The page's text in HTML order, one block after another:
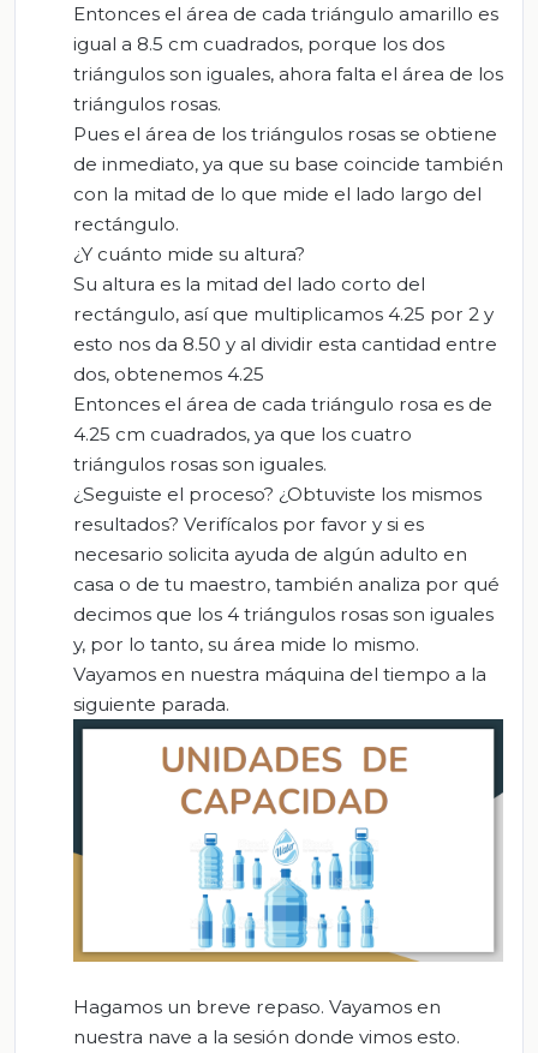
Entonces el área de cada triángulo amarillo es
igual a 8.5 cm cuadrados, porque los dos
triángulos son iguales, ahora falta el área de los
triángulos rosas.
Pues el área de los triángulos rosas se obtiene
de inmediato, ya que su base coincide también
con la mitad de lo que mide el lado largo del
rectángulo.
¿Y cuánto mide su altura?
Su altura es la mitad del lado corto del
rectángulo, así que multiplicamos 4.25 por 2 y
esto nos da 8.50 y al dividir esta cantidad entre
dos, obtenemos 4.25
Entonces el área de cada triángulo rosa es de
4.25 cm cuadrados, ya que los cuatro
triángulos rosas son iguales.
¿Seguiste el proceso? ¿Obtuviste los mismos
resultados? Verifícalos por favor y si es
necesario solicita ayuda de algún adulto en
casa o de tu maestro, también analiza por qué
decimos que los 4 triángulos rosas son iguales
y, por lo tanto, su área mide lo mismo.
Vayamos en nuestra máquina del tiempo a la
siguiente parada.
Hagamos un breve repaso. Vayamos en
nuestra nave a la sesión donde vimos esto.